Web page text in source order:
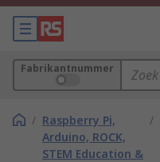
Fabrikantnummer
/ Raspberry Pi,
Arduino, ROCK,
STEM Education &
/